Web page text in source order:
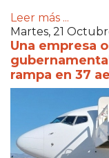
Leer más ...
Martes, 21
Una empresa
rampa en 37